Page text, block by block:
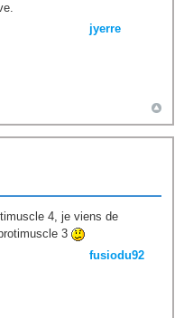
jyerre
4, je viens de
3
fusiodu92